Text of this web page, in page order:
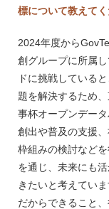
標について教えてく
2024年度から
創グループに所属
ドに挑戦している
題を解決するため
事杯オープンデー
創出や普及の支援
枠組みの検討など
を通じ、未来にも
きたいと考えてい
だからできること